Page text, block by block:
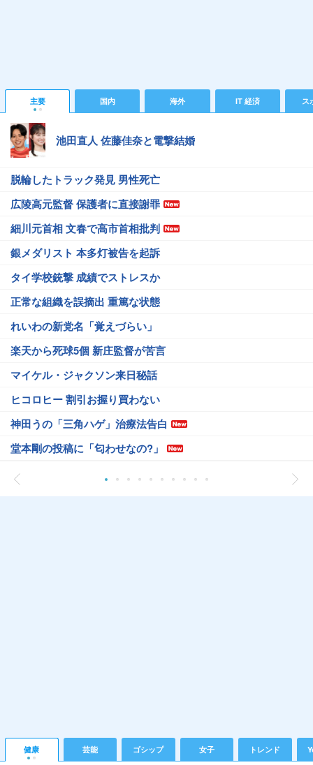
主要 国内 海外 IT 経済 ス
池田直人 佐藤佳奈と電撃結婚
脱輪したトラック発見 男性死亡
広陵高元監督 保護者に直接謝罪
細川元首相 文春で高市首相批判
銀メダリスト 本多灯被告を起訴
タイ学校銃撃 成績でストレスか
正常な組織を誤摘出 重篤な状態
れいわの新党名「覚えづらい」
楽天から死球5個 新庄監督が苦言
マイケル・ジャクソン来日秘話
ヒコロヒー 割引お握り買わない
神田うの「三角ハゲ」治療法告白
堂本剛の投稿に「匂わせなの?」
健康 芸能 ゴシップ 女子 トレンド